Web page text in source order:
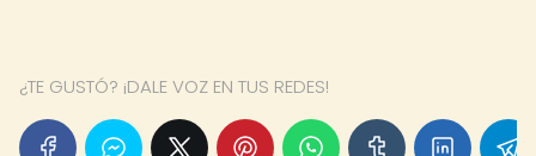
¿TE GUSTÓ? ¡DALE VOZ EN TUS REDES!